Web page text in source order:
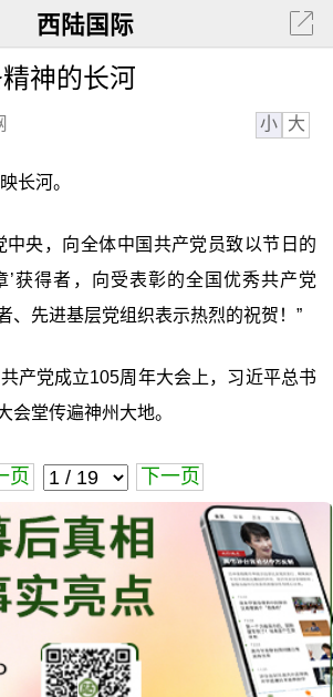
西陆国际
神的长河
小 大
长河。
央，向全体中国共产党员致以节日的
’获得者，向受表彰的全国优秀共产党
、先进基层党组织表示热烈的祝贺！”
党成立105周年大会上，习近平总书
会堂传遍神州大地。
页 下一页